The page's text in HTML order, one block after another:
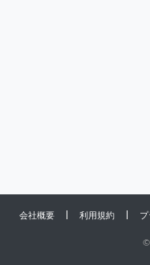
会社概要 利用規約
©